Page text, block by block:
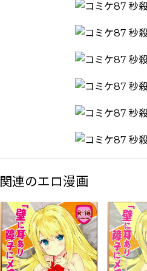
関連のエロ漫画